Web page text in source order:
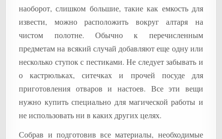
наоборот, слишком большие, такие как емкость для
извести, можно расположить вокруг алтаря на
чистом полотне. Обычно к перечисленным
предметам на всякий случай добавляют еще одну или
несколько ступок с пестиками. Не следует забывать и
о кастрюльках, ситечках и прочей посуде для
приготовления отваров и настоев. Все эти вещи
нужно купить специально для магической работы и
не использовать ни в каких других целях.
Собрав и подготовив все материалы, необходимые